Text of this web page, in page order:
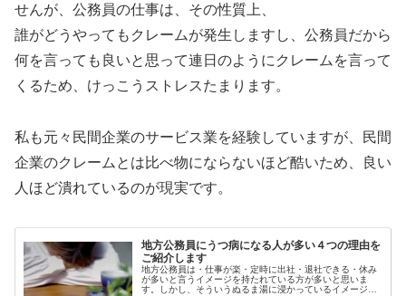
せんが、公務員の仕事は、その性質上、
誰がどうやってもクレームが発生しますし、公務員だから
何を言っても良いと思って連日のようにクレームを言って
くるため、けっこうストレスたまります。
私も元々民間企業のサービス業を経験していますが、民間
企業のクレームとは比べ物にならないほど酷いため、良い
人ほど潰れているのが現実です。
地方公務員にうつ病になる人が多い４つの理由を
ご紹介します
地方公務員は・仕事が楽・定時に出社・退社できる・休み
が多いと言うイメージを持たれている方が多いと思いま
す。しかし、そういうぬるま湯に浸かっているイメージの